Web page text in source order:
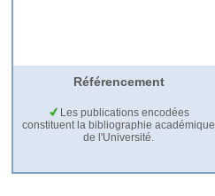
Référencement
Les publications encodées
constituent la bibliographie académique
de l'Université.